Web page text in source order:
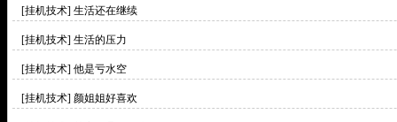
[挂机技术] 生活还在继续
[挂机技术] 生活的压力
[挂机技术] 他是亏水空
[挂机技术] 颜姐姐好喜欢